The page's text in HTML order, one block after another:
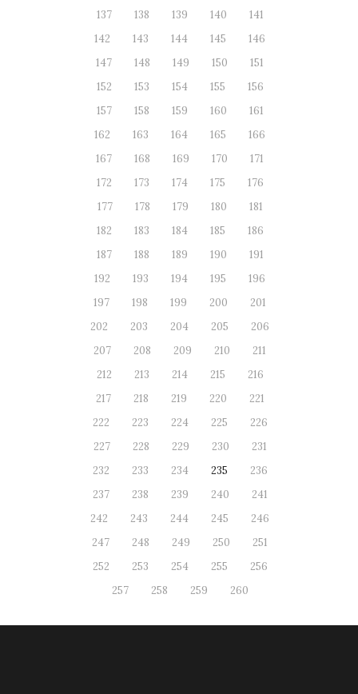
137
138 139 140
141
142
143 144 145
146
147
148 149 150
151
152
153 154 155
156
157
158 159 160
161
162
163 164 165
166
167
168 169 170
171
172
173 174 175
176
177
178 179 180
181
182
183 184 185
186
187
188 189 190
191
192
193 194 195
196
197
198 199 200
201
202
203 204 205
206
207
208 209 210
211
212
213 214 215
216
217
218 219 220
221
222
223 224 225
226
227
228 229 230
231
232
233 234 235
236
237
238 239 240
241
242
243 244 245
246
247
248 249 250
251
252
253 254 255
256
257
258 259 260